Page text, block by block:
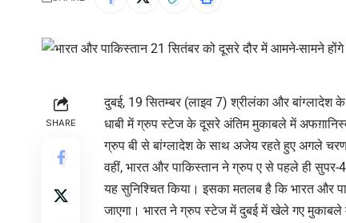
SHARE
दुबई, 19 सितम्बर (लाइव 7) श्रीलंका और
धाबी में ग्रुप स्टेज के दूसरे अंतिम मुकाबले में
ग्रुप बी से बांग्लादेश के साथ अजेय रहते हुए अगले
वहीं, भारत और पाकिस्तान ने ग्रुप ए से पहले ही
यह सुनिश्चित किया। इसका मतलब है कि भारत और
जाएगा। भारत ने ग्रुप स्टेज में दुबई में खेले गए